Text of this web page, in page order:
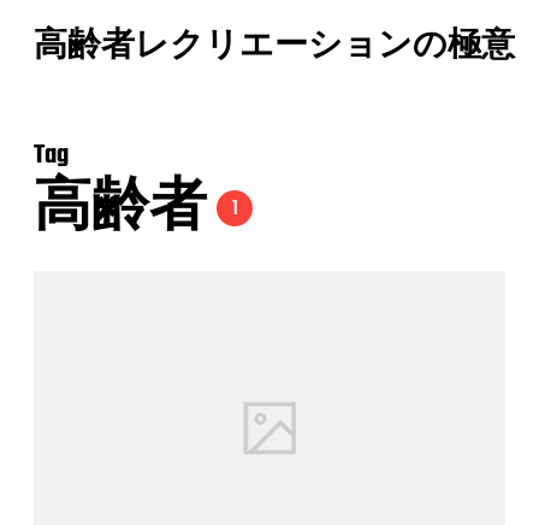
高齢者レクリエーションの極意
Tag
高齢者 1